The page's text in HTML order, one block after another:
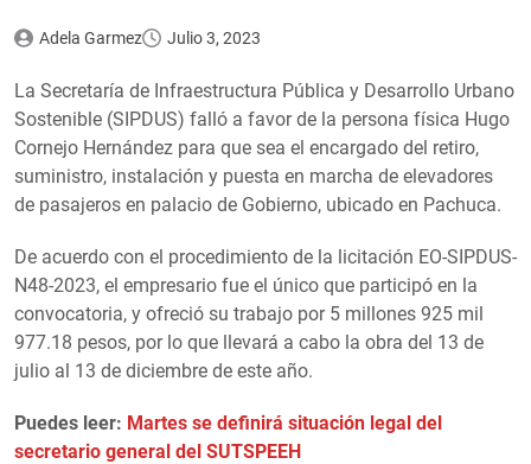
Adela Garmez Julio 3, 2023
La Secretaría de Infraestructura Pública y Desarrollo Urbano
Sostenible (SIPDUS) falló a favor de la persona física Hugo
Cornejo Hernández para que sea el encargado del retiro,
suministro, instalación y puesta en marcha de elevadores
de pasajeros en palacio de Gobierno, ubicado en Pachuca.
De acuerdo con el procedimiento de la licitación EO-SIPDUS-
N48-2023, el empresario fue el único que participó en la
convocatoria, y ofreció su trabajo por 5 millones 925 mil
977.18 pesos, por lo que llevará a cabo la obra del 13 de
julio al 13 de diciembre de este año.
Puedes leer: Martes se definirá situación legal del
secretario general del SUTSPEEH